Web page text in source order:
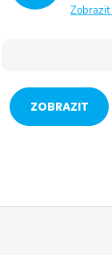
Zobrazit
ZOBRAZIT